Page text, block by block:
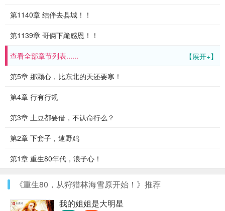
第1140章 结伴去县城！！
第1139章 哥俩下跪感恩！！
【展开+】
查看全部章节列表......
第5章 那颗心，比东北的天还要寒！
第4章 行有行规
第3章 土豆都要借，不认命行么？
第2章 下套子，逮野鸡
第1章 重生80年代，浪子心！
《重生80，从狩猎林海雪原开始！》推荐
我的姐姐是大明星